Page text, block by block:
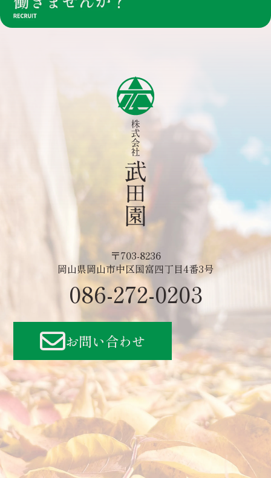
〒703-8236
岡山県岡山市中区国富四丁目4番3号
086-272-0203
お問い合わせ